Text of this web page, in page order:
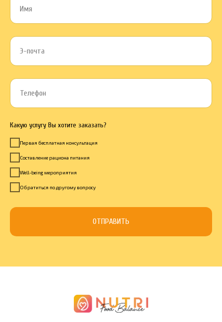
Имя
Э-почта
Телефон
Какую услугу Вы хотите заказать?
Первая бесплатная консультация
Составление рациона питания
Well-being мероприятия
Обратиться по другому вопросу
ОТПРАВИТЬ